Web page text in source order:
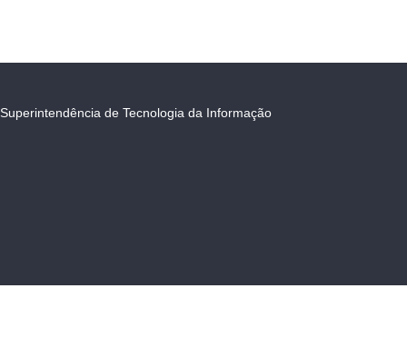
Superintendência de Tecnologia da Informação